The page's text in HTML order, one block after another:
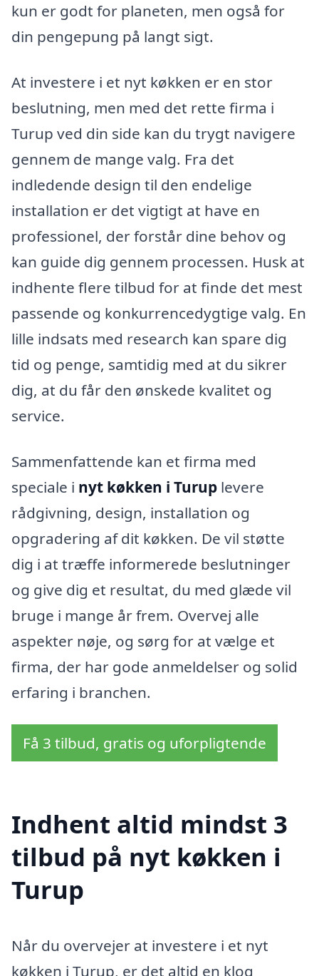
kun er godt for planeten, men også for
din pengepung på langt sigt.
At investere i et nyt køkken er en stor
beslutning, men med det rette firma i
Turup ved din side kan du trygt navigere
gennem de mange valg. Fra det
indledende design til den endelige
installation er det vigtigt at have en
professionel, der forstår dine behov og
kan guide dig gennem processen. Husk at
indhente flere tilbud for at finde det mest
passende og konkurrencedygtige valg. En
lille indsats med research kan spare dig
tid og penge, samtidig med at du sikrer
dig, at du får den ønskede kvalitet og
service.
Sammenfattende kan et firma med
speciale i nyt køkken i Turup levere
rådgivning, design, installation og
opgradering af dit køkken. De vil støtte
dig i at træffe informerede beslutninger
og give dig et resultat, du med glæde vil
bruge i mange år frem. Overvej alle
aspekter nøje, og sørg for at vælge et
firma, der har gode anmeldelser og solid
erfaring i branchen.
Få 3 tilbud, gratis og uforpligtende
Indhent altid mindst 3
tilbud på nyt køkken i
Turup
Når du overvejer at investere i et nyt
køkken i Turup, er det altid en klog